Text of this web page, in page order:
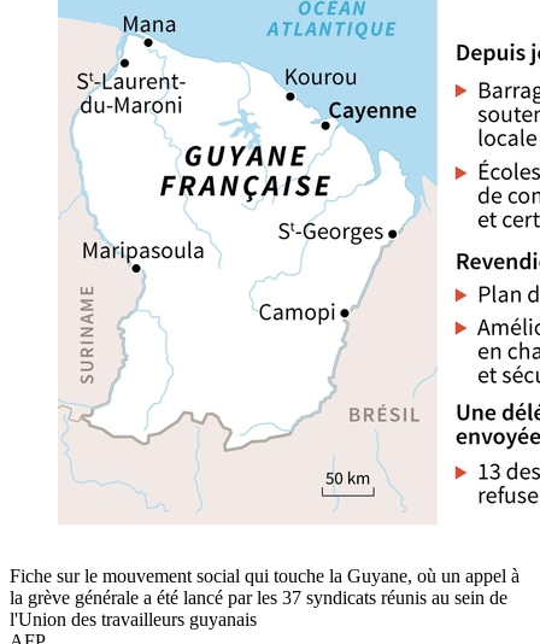
Fiche sur le mouvement social qui touche la Guyane, où un appel à
la grève générale a été lancé par les 37 syndicats réunis au sein de
l'Union des travailleurs guyanais